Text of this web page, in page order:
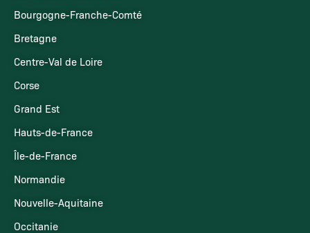
Bourgogne-Franche-Comté
Bretagne
Centre-Val de Loire
Corse
Grand Est
Hauts-de-France
Île-de-France
Normandie
Nouvelle-Aquitaine
Occitanie